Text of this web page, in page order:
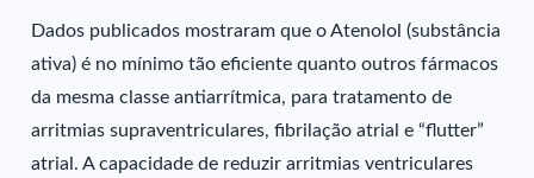
Dados publicados mostraram que o Atenolol (substância
ativa) é no mínimo tão eficiente quanto outros fármacos
da mesma classe antiarrítmica, para tratamento de
arritmias supraventriculares, fibrilação atrial e “flutter”
atrial. A capacidade de reduzir arritmias ventriculares